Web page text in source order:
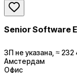
Senior Software
ЗП не указана, ≈ 232
Амстердам
Офис